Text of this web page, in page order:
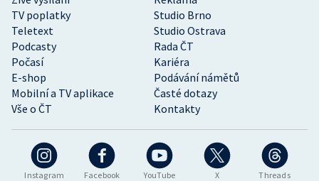
Instagram Facebook YouTube X Threads
TV poplatky
Studio Brno
Teletext
Studio Ostrava
Podcasty
Rada ČT
Počasí
Kariéra
E-shop
Podávání námětů
Mobilní a TV aplikace
Časté dotazy
Vše o ČT
Kontakty